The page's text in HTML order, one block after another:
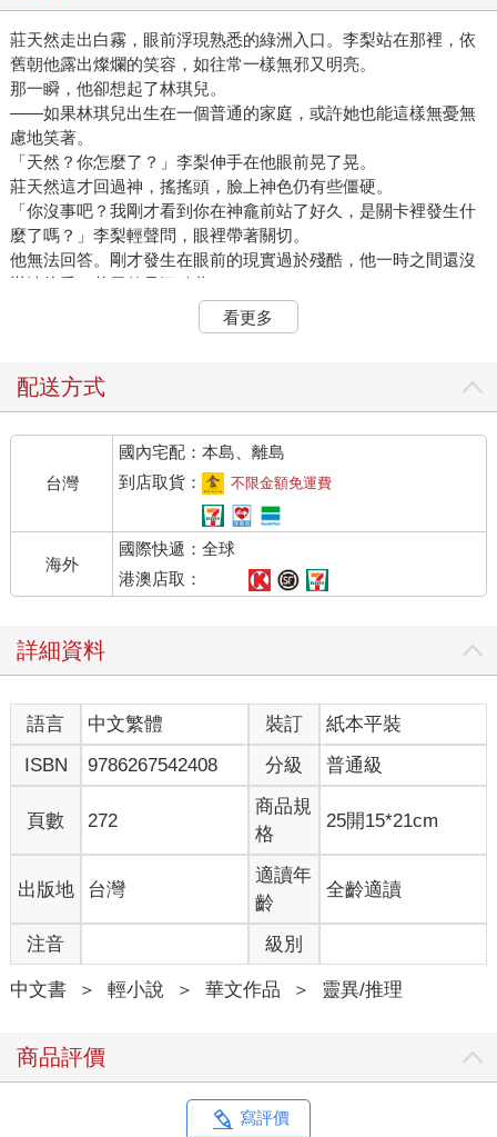
莊天然走出白霧，眼前浮現熟悉的綠洲入口。李梨站在那裡，依
舊朝他露出燦爛的笑容，如往常一樣無邪又明亮。
那一瞬，他卻想起了林琪兒。
——如果林琪兒出生在一個普通的家庭，或許她也能這樣無憂無
慮地笑著。
「天然？你怎麼了？」李梨伸手在他眼前晃了晃。
莊天然這才回過神，搖搖頭，臉上神色仍有些僵硬。
「你沒事吧？我剛才看到你在神龕前站了好久，是關卡裡發生什
麼了嗎？」李梨輕聲問，眼裡帶著關切。
他無法回答。剛才發生在眼前的現實過於殘酷，他一時之間還沒
辦法接受。莊天然只沉默著。
作為綠洲的接待者，她接觸過無數玩家，也見過不少露出像莊天
只是試著緩解氣氛。
容，故作輕快地說。
「宿舍？」莊天然被這突如其來的話題吸引了注意。
「嗯嗯！走啦，我帶你去！」李梨爽朗地拉起他的手，邁步往綠
他沒有拒絕，任由她牽引。
踩在石子路上，遠處海風輕拂而來，捎帶鹹味與陽光的氣息，令
人心曠神怡。
沿途綠意盎然，萬物靜謐，彷彿這座綠洲本身也在低聲安撫著他
慢平息。
封哥創造了這片淨土，替所有玩家築起一個能喘息的角落。他
想，如果換作是封哥來處理室友的案子，或許案件早就偵破了
吧。
「到啦！」李梨停下腳步，笑著指向前方。
莊天然順著望去，只見一棟兩層樓高的獨棟別墅靜靜矗立。門前
是一片整理得井井有條的花圃，一組白色桌椅擺在花間，桌上還
留著吃完的甜點盤，像是有人才剛離席不久。
他怔了怔。總覺得有些眼熟，不過這樣的房子在現世本就常見。
腦中有什麼聲音浮現，似乎是室友說過的話——
「等我們將來賺夠錢，就住進一間有院子的房子。我會在門口放
一套桌椅，等你下班回來，就能第一眼看到我。」
當時的他耿直地問：「你不用上班嗎？」
室友理直氣壯地說：「我不是負責漂亮就好了嗎？」
那時他們都笑了，像往常一樣。
莊天然回神，轉過頭看她：「怎麼了？」
李梨驚魂未定地盯著他，「你剛才，是不是笑了？」
李梨卻像見鬼似地揉著眼睛，嘀咕：「不、不可能⋯⋯一定是我
看更多
配送方式
台灣
國內宅配：本島、離島
到店取貨：
不限金額免運費
海外
國際快遞：全球
港澳店取：
詳細資料
語言 中文繁體 裝訂
紙本平裝
ISBN
9786267542408 分級 普通級
頁數 272
商品規
格
25開15*21cm
出版地 台灣
適讀年
齡
全齡適讀
注音 級別
中文書 ＞ 輕小說 ＞ 華文作品 ＞ 靈異/推理
商品評價
寫評價